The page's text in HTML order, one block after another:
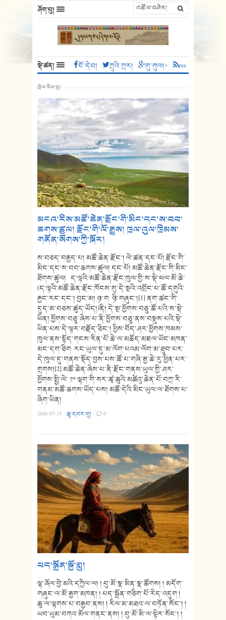
ཤོག་བུ།
སྡེ་ཚན། ངོ་དེབ། ཀྲུའི་ཀྲར། གུ་ཀུལ།+ rss
སྤེལ་ཞིབ་ཕྲ།
མངའ་རིས་མཚོ་ཆེན་རྫོང་གི་མིང་དང་ས་བབ་
ཆགས་ཚུལ། རྫོང་གི་ལོ་རྒྱུས། ཁྲལ་འུལ་ཁྲིམས་
གནོན་སོགས་ཀྱི་སྐོར།
ས་བཅད་བརྒྱད་པ། མཚོ་ཆེན་རྫོང་། ལེ་ཚན་དང་པོ། རྫོང་གི་
མིང་དང་ས་བབ་ཆགས་ཚུལ། དང་པོ། མཚོ་ཆེན་རྫོང་གི་མིང་
ཐོགས་ཚུལ། ད་ལྟའི་མཚོ་ཆེན་རྫོང་ཁུལ་གྱི་ས་སྡེ་ཕལ་མོ་ཆེ་
(ད་ལྟའི་མཚོ་ཆེན་རྫོང་ཁོངས་སུ་དེ་སྔའི་འབྲོང་པ་ཚོ་དགུའི་
རྐྱང་རང་དང་། བྱང་མ། ཉ་ག ཉི་གཞུང་།[1] ནག་ཚང་གི་
དུད་མ་བཅས་ཚུད་ཡོད།)ནི། དེ་སྔ་ཕྱོགས་བཅུ་ཚོ་པའི་ས་སྡེ་
ཡིན། ཕྱོགས་བཅུ་ཞེས་པ་ནི་ཕྱོགས་བཅུ་ནས་བསྡུས་པའི་སྡེ་
ཡིན་པས་དེ་ལྟར་བརྗོད་ཅིང་། ཕྱིས་བོད་ཤར་ཕྱོགས་ཁམས་
ཁུལ་ནས་སྟོད་གངས་རིན་པོ་ཆེ་ལ་མཆོད་མཇལ་ཡོང་མཁན་
མང་དག་ཅིག རང་ཡུལ་དུ་མ་ལོག་པའམ་ལོག་མ་ཐུབ་པར་
དེ་ཁུལ་དུ་གནས་སྡོད་བྱས་པས་ཚོ་པ་གཞི་རྒྱ་ཆེ་རུ་ཕྱིན་པར་
གྲགས།[2] མཚོ་ཆེན་ཞེས་པ་ནི་རྫོང་གནས་ཡུལ་གྱི་ཤར་
ཕྱོགས་སྤྱི་ལེ་ ༡༠ ལྷག་གི་སར་ཚྭ་ཆུའི་མཚེའུ་ཆེན་པོ་བཀྲ་རི་
གནམ་མཚོ་ཆགས་ཡོད་པས། མཚོ་དེའི་མིང་ཡུལ་ལ་ཐོགས་པ་
ཞིག་ཡིན།
2026-07-15 ·ཆུ་དབར་བུ། · 0
པད་སྒྲོན་སྐྱོ་གླུ།
ལྷ་ཞོལ་བྱེ་མའི་དཀྱིལ་ལ། ། བུ་མོ་སྣ་མིན་སྣ་ཚོགས། ། མདོག་
གཞུང་ལ་མོ་རྒྱག་མཁན། ། པད་སྒྲོན་གཅིག་པོ་རེད་འདུག །
ཆུ་ལ་ལྷགས་པ་བརྒྱབ་ནས། ། རིལ་མ་མཐའ་ལ་བཏོན་སོང་། །
ཡབ་ཡུམ་བཀའ་མོལ་གནང་ནས། ། བུ་མོ་མི་ལ་སྟེར་སོང་། །